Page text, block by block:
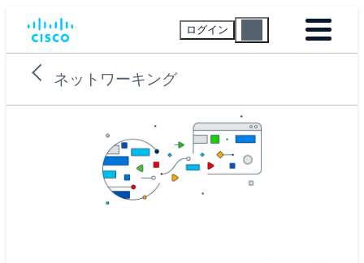
ログイン
ネットワーキング